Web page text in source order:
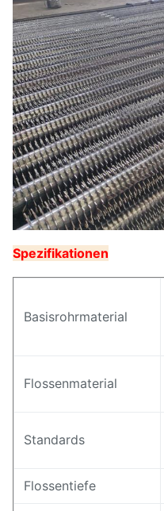
Spezifikationen
Basisrohrmaterial
Flossenmaterial
Standards
Flossentiefe